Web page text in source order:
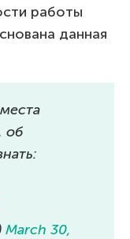
работы
данная
об
March 30,